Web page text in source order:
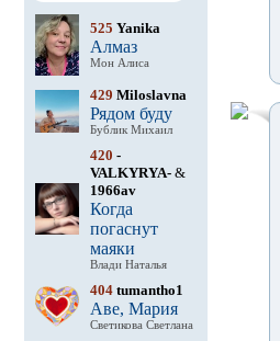
525 Yanika
Алмаз
Мон Алиса
429 Miloslavna
Рядом буду
Бублик Михаил
420 -
VALKYRYA-&
1966av
Когда
погаснут
маяки
Влади Наталья
404tumantho1
Аве, Мария
Светикова Светлана